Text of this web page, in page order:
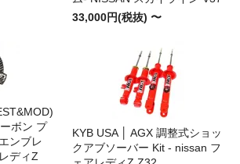
33,000円(税抜) 〜
ボン プ
ンブレ
ディZ
KYB USA │ AGX 調整式ショッ
クアブソーバー Kit - nissan フ